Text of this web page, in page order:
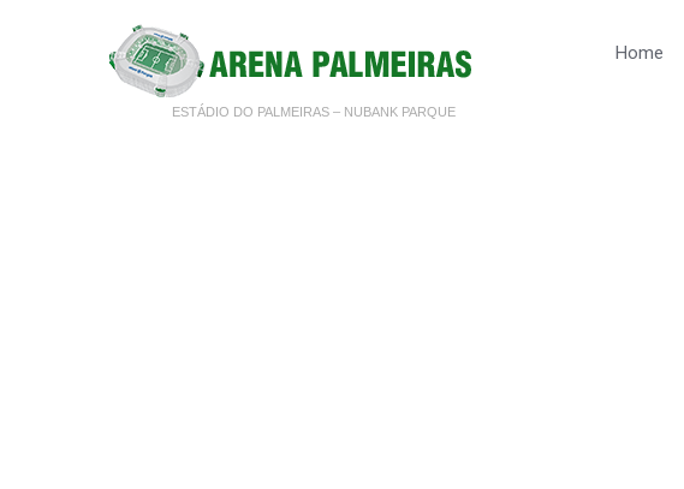
ESTÁDIO DO PALMEIRAS – NUBANK PARQUE
Home